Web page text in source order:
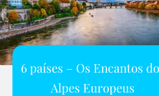
6 países – Os Encantos
Alpes Europeus